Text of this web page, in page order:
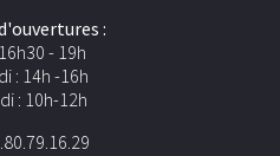
:
- 19h
: 14h -16h
: 10h-12h